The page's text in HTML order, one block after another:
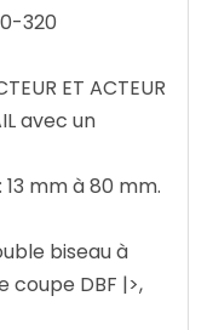
320
ET ACTEUR
avec un
mm à 80 mm.
biseau à
DBF |>,